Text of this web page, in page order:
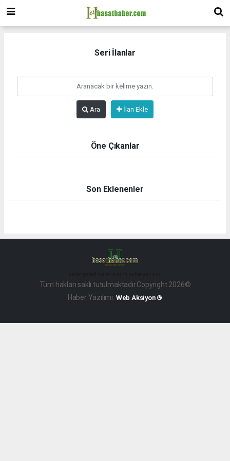
Seri İlanlar
Ara İlan Ekle
Öne Çıkanlar
Son Eklenenler
Tüm hakları saklı tutulmaktadır.Copyright 2026©
Haber Yazılımı: Web Aksiyon ®